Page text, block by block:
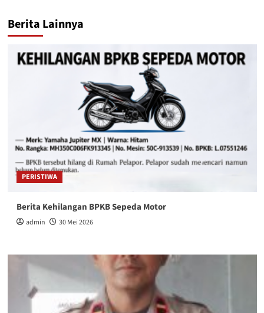
Berita Lainnya
PERISTIWA
Berita Kehilangan BPKB Sepeda Motor
admin 30 Mei 2026